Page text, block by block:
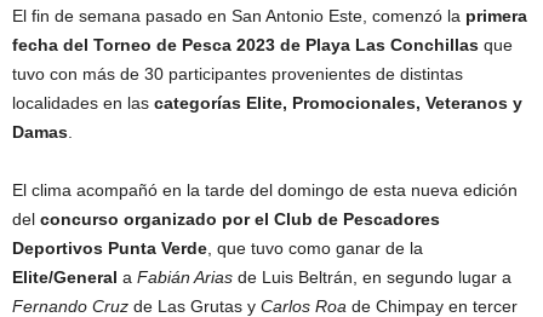
El fin de semana pasado en San Antonio Este, comenzó la primera
fecha del Torneo de Pesca 2023 de Playa Las Conchillas que
tuvo con más de 30 participantes provenientes de distintas
localidades en las categorías Elite, Promocionales, Veteranos y
Damas
El clima acompañó en la tarde del domingo de esta nueva edición
del concurso organizado por el Club de Pescadores
Deportivos Punta Verde , que tuvo como ganar de la
Elite/General a Fabián Arias de Luis Beltrán, en segundo lugar a
Fernando Cruz de Las Grutas y Carlos Roa de Chimpay en tercer